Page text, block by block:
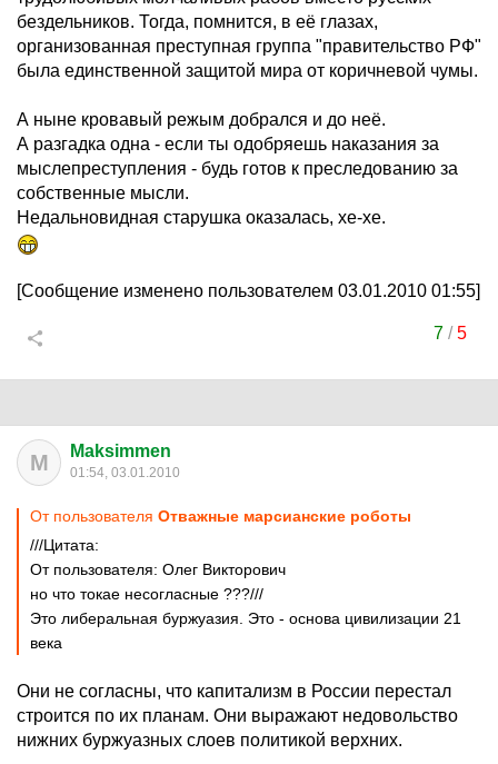
бездельников. Тогда, помнится, в её глазах,
организованная преступная группа "правительство РФ"
была единственной защитой мира от коричневой чумы.
А ныне кровавый режым добрался и до неё.
А разгадка одна - если ты одобряешь наказания за
мыслепреступления - будь готов к преследованию за
собственные мысли.
Недальновидная старушка оказалась, хе-хе.
[Сообщение изменено пользователем 03.01.2010 01:55]
7/5
M Maksimmen
01:54, 03.01.2010
От пользователя Отважные марсианские роботы
///Цитата:
От пользователя: Олег Виктoрович
но что токае несогласные ???///
Это либеральная буржуазия. Это - основа цивилизации 21
века
Они не согласны, что капитализм в России перестал
строится по их планам. Они выражают недовольство
нижних буржуазных слоев политикой верхних.